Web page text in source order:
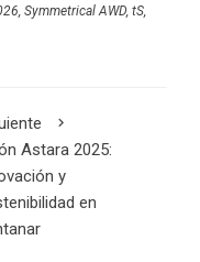
, Symmetrical AWD, tS,
Astara 2025:
y
en